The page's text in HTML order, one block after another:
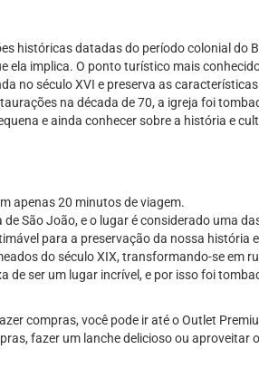
históricas datadas do período colonial do
implica. O ponto turístico mais
no século XVI e preserva as
na década de 70, a igreja foi
e ainda conhecer sobre a história e
apenas 20 minutos de viagem.
São João, e o lugar é considerado uma
para a preservação da nossa história
do século XIX, transformando-se em
de ser um lugar incrível, e por isso foi
compras, você pode ir até o Outlet
fazer um lanche delicioso ou aproveitar